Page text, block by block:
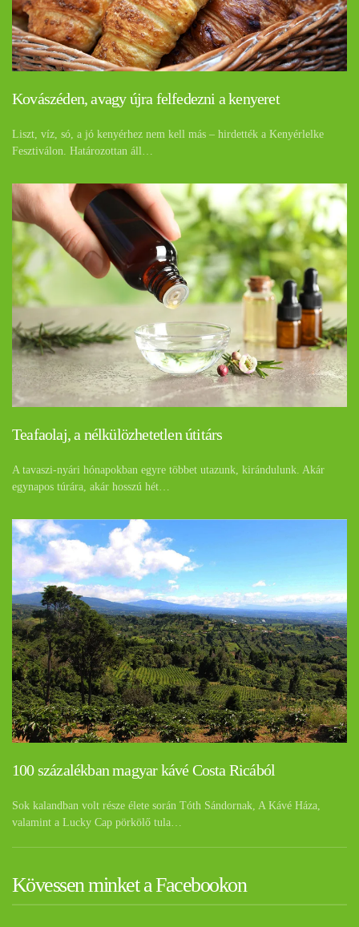
Kovászéden, avagy újra felfedezni a kenyeret
Liszt, víz, só, a jó kenyérhez nem kell más – hirdették a Kenyérlelke
Fesztiválon. Határozottan áll…
Teafaolaj, a nélkülözhetetlen útitárs
A tavaszi-nyári hónapokban egyre többet utazunk, kirándulunk. Akár
egynapos túrára, akár hosszú hét…
100 százalékban magyar kávé Costa Ricából
Sok kalandban volt része élete során Tóth Sándornak, A Kávé Háza,
valamint a Lucky Cap pörkölő tula…
Kövessen minket a Facebookon